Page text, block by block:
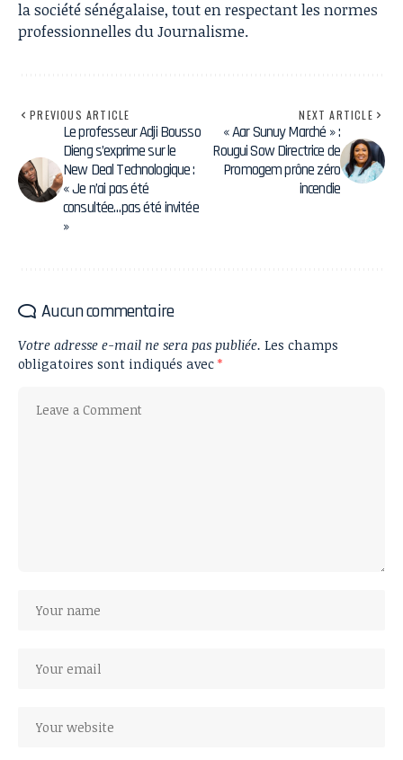
la société sénégalaise, tout en respectant les normes
professionnelles du Journalisme.
PREVIOUS ARTICLE
Le professeur Adji Bousso
Dieng s’exprime sur le
New Deal Technologique :
« Je n’ai pas été
consultée…pas été invitée
»
NEXT ARTICLE
« Aar Sunuy Marché » :
Rougui Sow Directrice de
Promogem prône zéro
incendie
Aucun commentaire
Votre adresse e-mail ne sera pas publiée. Les champs
obligatoires sont indiqués avec *